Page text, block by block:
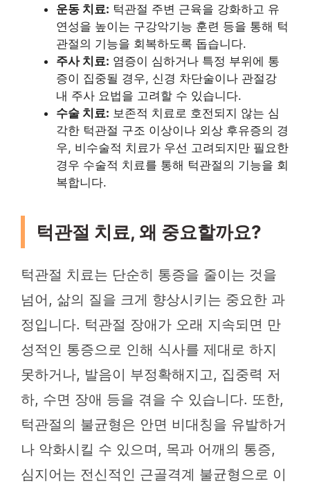
운동 치료: 턱관절 주변 근육을 강화하고 유
연성을 높이는 구강악기능 훈련 등을 통해 턱
관절의 기능을 회복하도록 돕습니다.
주사 치료: 염증이 심하거나 특정 부위에 통
증이 집중될 경우, 신경 차단술이나 관절강
내 주사 요법을 고려할 수 있습니다.
수술 치료: 보존적 치료로 호전되지 않는 심
각한 턱관절 구조 이상이나 외상 후유증의 경
우, 비수술적 치료가 우선 고려되지만 필요한
경우 수술적 치료를 통해 턱관절의 기능을 회
복합니다.
턱관절 치료, 왜 중요할까요?
턱관절 치료는 단순히 통증을 줄이는 것을
넘어, 삶의 질을 크게 향상시키는 중요한 과
정입니다. 턱관절 장애가 오래 지속되면 만
성적인 통증으로 인해 식사를 제대로 하지
못하거나, 발음이 부정확해지고, 집중력 저
하, 수면 장애 등을 겪을 수 있습니다. 또한,
턱관절의 불균형은 안면 비대칭을 유발하거
나 악화시킬 수 있으며, 목과 어깨의 통증,
심지어는 전신적인 근골격계 불균형으로 이